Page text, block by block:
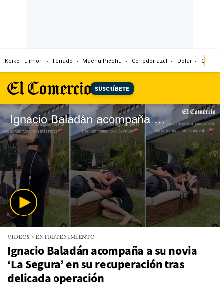
Keiko Fujimori Feriado Machu Picchu Corredor azul Dólar
SUSCRÍBETE
Ignacio Baladán acompaña a su novia 'La Segura' en su recuperación tras delicada operación
seconds
minute,
seconds
VIDEOS >ENTRETENIMIENTO
Ignacio Baladán acompaña a su novia
‘La Segura’ en su recuperación tras
delicada operación